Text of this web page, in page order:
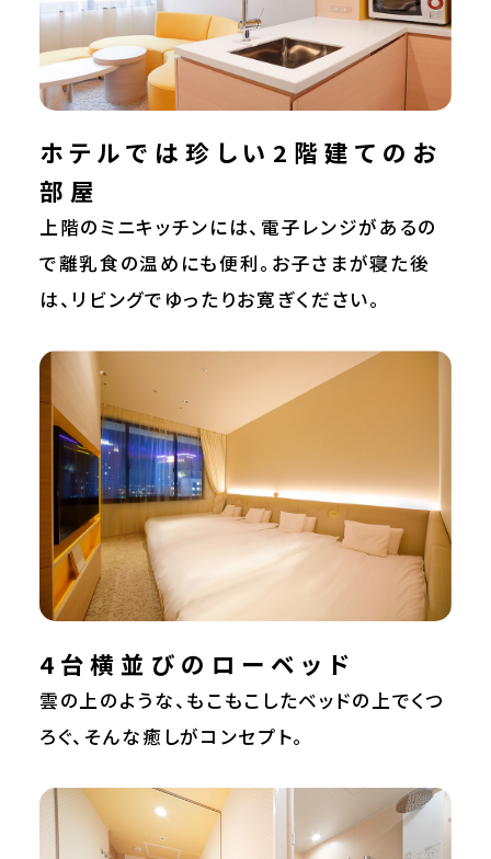
ホテルでは珍しい2階建てのお
部屋
上階のミニキッチンには、電子レンジがあるの
で離乳食の温めにも便利。お子さまが寝た後
は、リビングでゆったりお寛ぎください。
4台横並びのローベッド
雲の上のような、もこもこしたベッドの上でくつ
ろぐ、そんな癒しがコンセプト。